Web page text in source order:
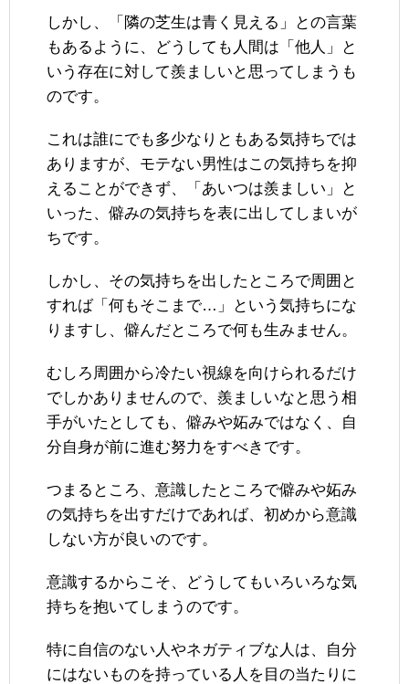
しかし、「隣の芝生は青く見える」との言葉
もあるように、どうしても人間は「他人」と
いう存在に対して羨ましいと思ってしまうも
のです。
これは誰にでも多少なりともある気持ちでは
ありますが、モテない男性はこの気持ちを抑
えることができず、「あいつは羨ましい」と
いった、僻みの気持ちを表に出してしまいが
ちです。
しかし、その気持ちを出したところで周囲と
すれば「何もそこまで…」という気持ちにな
りますし、僻んだところで何も生みません。
むしろ周囲から冷たい視線を向けられるだけ
でしかありませんので、羨ましいなと思う相
手がいたとしても、僻みや妬みではなく、自
分自身が前に進む努力をすべきです。
つまるところ、意識したところで僻みや妬み
の気持ちを出すだけであれば、初めから意識
しない方が良いのです。
意識するからこそ、どうしてもいろいろな気
持ちを抱いてしまうのです。
特に自信のない人やネガティブな人は、自分
にはないものを持っている人を目の当たりに